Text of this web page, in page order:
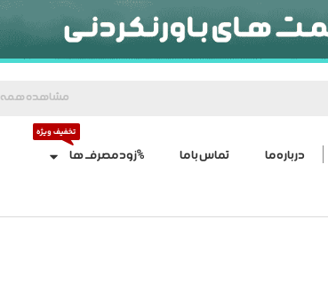
مشاهده همه
درباره ما تماس با ما %زود مصرف ها